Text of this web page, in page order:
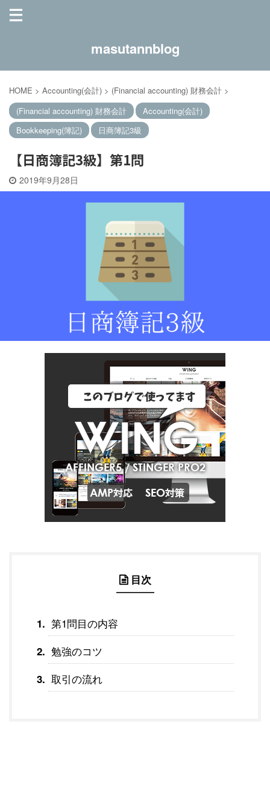
masutannblog
HOME > Accounting(会計) > (Financial accounting) 財務会計 >
(Financial accounting) 財務会計
Accounting(会計)
Bookkeeping(簿記)
日商簿記3級
【日商簿記3級】第1問
2019年9月28日
目次
第1問目の内容
勉強のコツ
取引の流れ